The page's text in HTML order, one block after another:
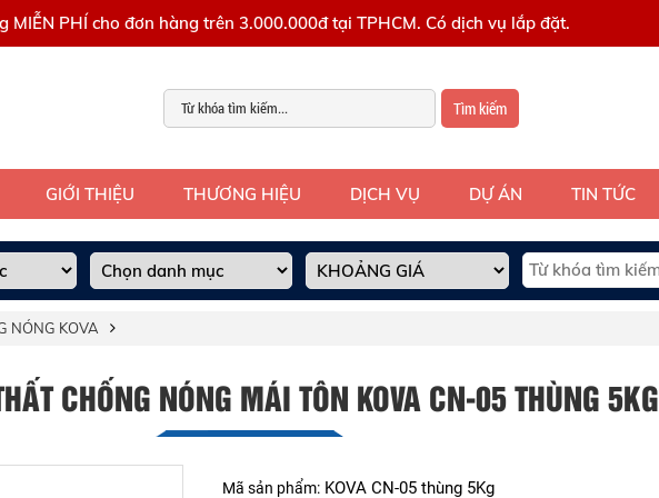
MIỄN PHÍ cho đơn hàng trên 3.000.000đ tại TPHCM. Có dịch vụ lắp đặt.
Tìm kiếm
GIỚI THIỆU THƯƠNG HIỆU DỊCH VỤ DỰ ÁN TIN TỨC
NÓNG KOVA
CHỐNG NÓNG MÁI TÔN KOVA CN-05 THÙNG 5KG
Mã sản phẩm: KOVA CN-05 thùng 5Kg